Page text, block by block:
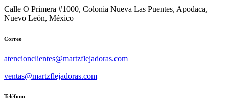
Calle O Primera #1000, Colonia Nueva Las Puentes, Apodaca,
Nuevo León, México
Correo
atencionclientes@martzflejadoras.com
ventas@martzflejadoras.com
Teléfono